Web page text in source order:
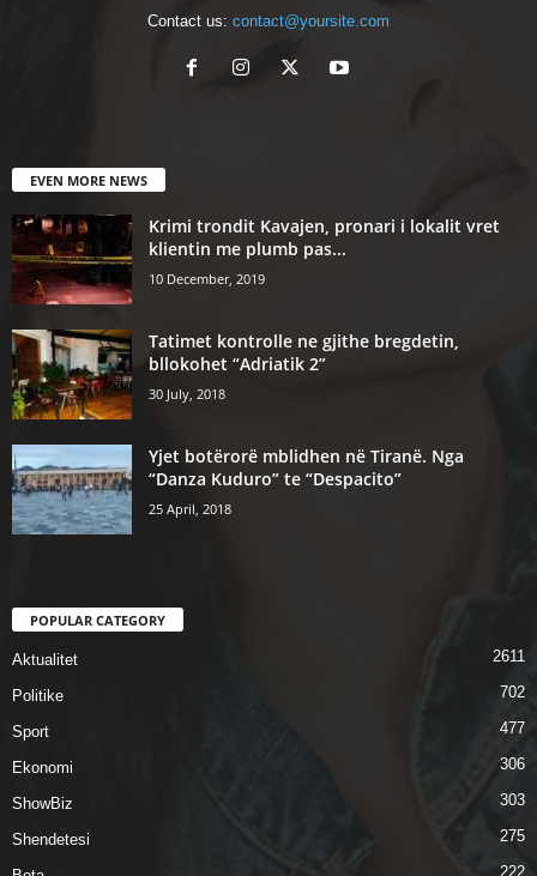
Contact us: contact@yoursite.com
EVEN MORE NEWS
Krimi trondit Kavajen, pronari i lokalit vret
klientin me plumb pas...
10 December, 2019
Tatimet kontrolle ne gjithe bregdetin,
bllokohet “Adriatik 2”
30 July, 2018
Yjet botërorë mblidhen në Tiranë. Nga
“Danza Kuduro” te “Despacito”
25 April, 2018
POPULAR CATEGORY
Aktualitet 2611
Politike 702
Sport 477
Ekonomi 306
ShowBiz 303
Shendetesi 275
222